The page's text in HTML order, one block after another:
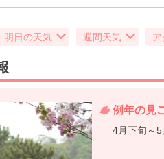
明日の天気 週間天気
例年の見
4月下旬～5